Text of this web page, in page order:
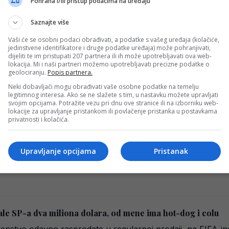
Sjedinjenim Američkim Državama izazvala je brojne
Jedna stvar posebno je razljutila navijače
ponovo se oglasio na društvenim mrežama, ali ni
dolazi u BiH
danas je u Sarajevu zajedno s predstavnicima FIFA
SP-a dva miliona dolara, od mene ima hot-dog i colu
Saznajte više
Vaši će se osobni podaci obrađivati, a podatke s vašeg uređaja (kolačiće,
jedinstvene identifikatore i druge podatke uređaja) može pohranjivati,
dijeliti te im pristupati 207 partnera ili ih može upotrebljavati ova web-
lokacija. Mi i naši partneri možemo upotrebljavati precizne podatke o
geolociranju. Popis partnera.
Neki dobavljači mogu obrađivati vaše osobne podatke na temelju
legitimnog interesa. Ako se ne slažete s tim, u nastavku možete upravljati
svojim opcijama. Potražite vezu pri dnu ove stranice ili na izborniku web-
lokacije za upravljanje pristankom ili povlačenje pristanka u postavkama
privatnosti i kolačića.
Pristanak
Upravljanje opcijama